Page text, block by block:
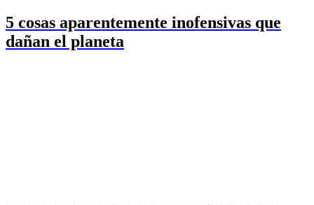
5 cosas aparentemente inofensivas que
dañan el planeta